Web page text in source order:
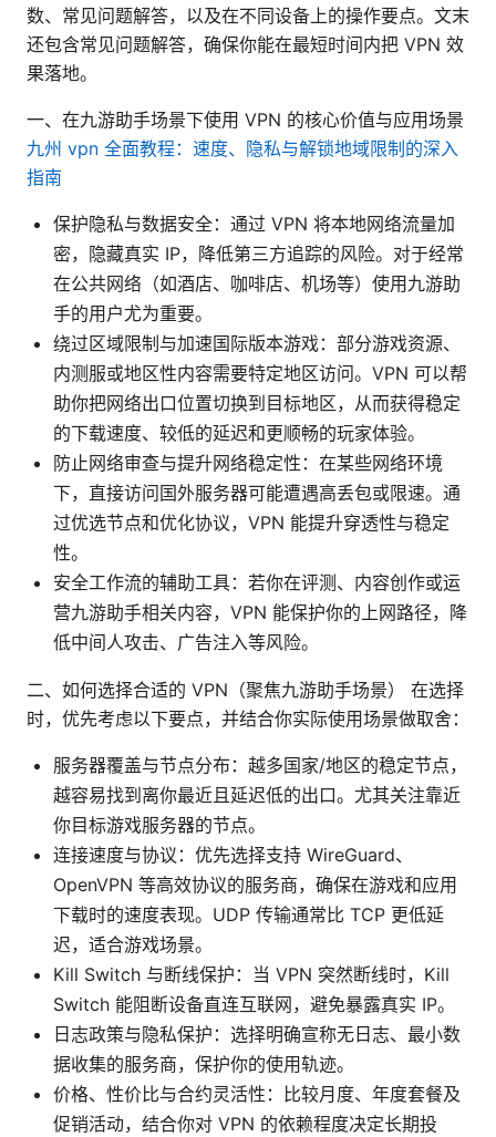
数、常见问题解答，以及在不同设备上的操作要点。文末
还包含常见问题解答，确保你能在最短时间内把 VPN 效
果落地。
一、在九游助手场景下使用 VPN 的核心价值与应用场景
九州 vpn 全面教程：速度、隐私与解锁地域限制的深入
指南
保护隐私与数据安全：通过 VPN 将本地网络流量加
密，隐藏真实 IP，降低第三方追踪的风险。对于经常
在公共网络（如酒店、咖啡店、机场等）使用九游助
手的用户尤为重要。
绕过区域限制与加速国际版本游戏：部分游戏资源、
内测服或地区性内容需要特定地区访问。VPN 可以帮
助你把网络出口位置切换到目标地区，从而获得稳定
的下载速度、较低的延迟和更顺畅的玩家体验。
防止网络审查与提升网络稳定性：在某些网络环境
下，直接访问国外服务器可能遭遇高丢包或限速。通
过优选节点和优化协议，VPN 能提升穿透性与稳定
性。
安全工作流的辅助工具：若你在评测、内容创作或运
营九游助手相关内容，VPN 能保护你的上网路径，降
低中间人攻击、广告注入等风险。
二、如何选择合适的 VPN（聚焦九游助手场景） 在选择
时，优先考虑以下要点，并结合你实际使用场景做取舍：
服务器覆盖与节点分布：越多国家/地区的稳定节点，
越容易找到离你最近且延迟低的出口。尤其关注靠近
你目标游戏服务器的节点。
连接速度与协议：优先选择支持 WireGuard、
OpenVPN 等高效协议的服务商，确保在游戏和应用
下载时的速度表现。UDP 传输通常比 TCP 更低延
迟，适合游戏场景。
Kill Switch 与断线保护：当 VPN 突然断线时，Kill
Switch 能阻断设备直连互联网，避免暴露真实 IP。
日志政策与隐私保护：选择明确宣称无日志、最小数
据收集的服务商，保护你的使用轨迹。
价格、性价比与合约灵活性：比较月度、年度套餐及
促销活动，结合你对 VPN 的依赖程度决定长期投